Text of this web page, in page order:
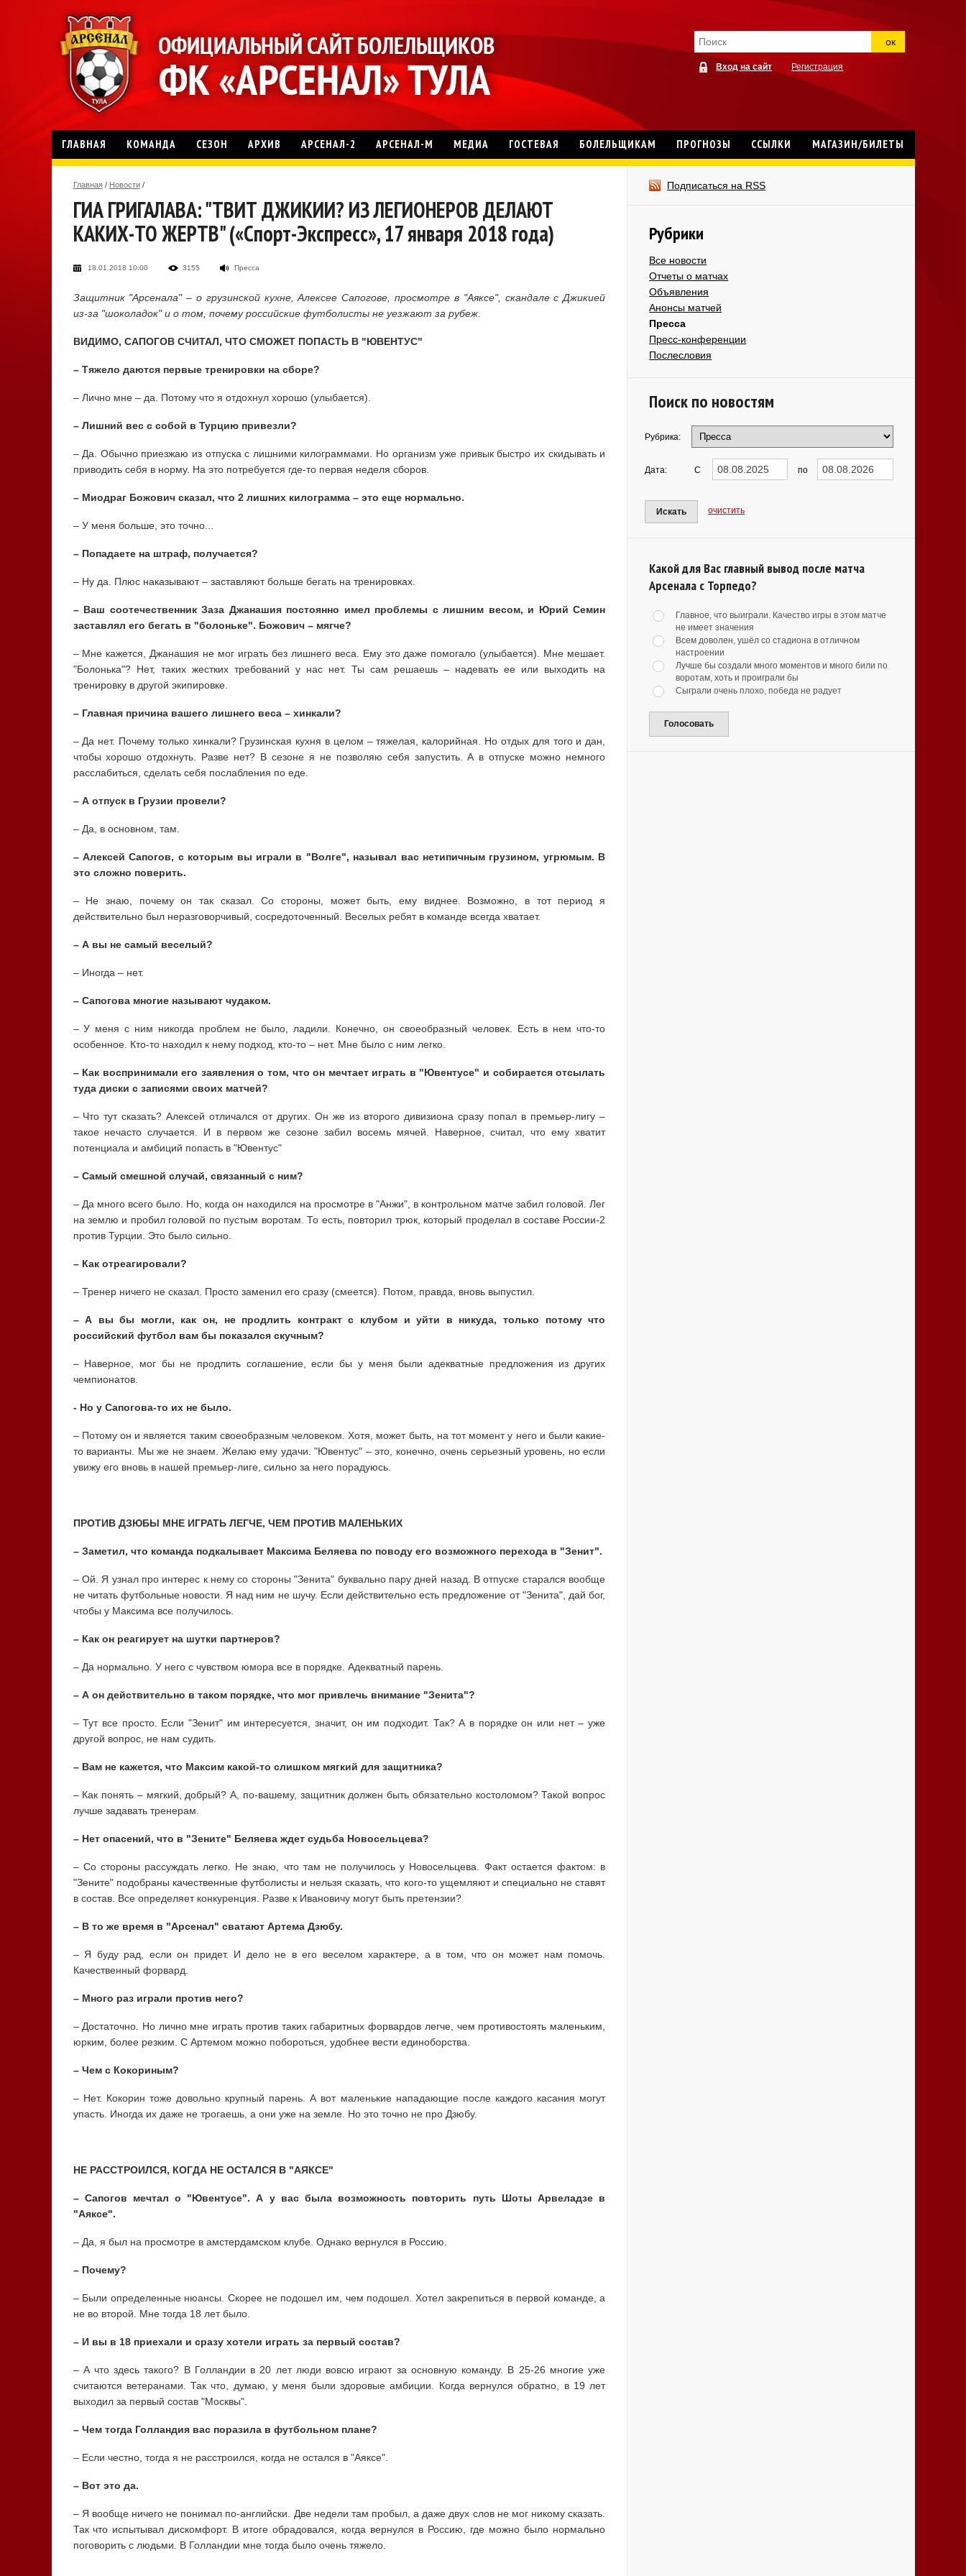
ок
Вход на сайт Регистрация
ГЛАВНАЯ КОМАНДА СЕЗОН АРХИВ АРСЕНАЛ-2 АРСЕНАЛ-М МЕДИА ГОСТЕВАЯ БОЛЕЛЬЩИКАМ ПРОГНОЗЫ ССЫЛКИ МАГАЗИН/БИЛЕТЫ
Главная / Новости /
ГИА ГРИГАЛАВА: "ТВИТ ДЖИКИИ? ИЗ ЛЕГИОНЕРОВ ДЕЛАЮТ
КАКИХ-ТО ЖЕРТВ" («Спорт-Экспресс», 17 января 2018 года)
18.01.2018 10:00 3155 Пресса
Защитник "Арсенала" – о грузинской кухне, Алексее Сапогове, просмотре в "Аяксе", скандале с Джикией
из-за "шоколадок" и о том, почему российские футболисты не уезжают за рубеж.
ВИДИМО, САПОГОВ СЧИТАЛ, ЧТО СМОЖЕТ ПОПАСТЬ В "ЮВЕНТУС"
– Тяжело даются первые тренировки на сборе?
– Лично мне – да. Потому что я отдохнул хорошо (улыбается).
– Лишний вес с собой в Турцию привезли?
– Да. Обычно приезжаю из отпуска с лишними килограммами. Но организм уже привык быстро их скидывать и
приводить себя в норму. На это потребуется где-то первая неделя cборов.
– Миодраг Божович сказал, что 2 лишних килограмма – это еще нормально.
– У меня больше, это точно...
– Попадаете на штраф, получается?
– Ну да. Плюс наказывают – заставляют больше бегать на тренировках.
– Ваш соотечественник Заза Джанашия постоянно имел проблемы с лишним весом, и Юрий Семин
заставлял его бегать в "болоньке". Божович – мягче?
– Мне кажется, Джанашия не мог играть без лишнего веса. Ему это даже помогало (улыбается). Мне мешает.
"Болонька"? Нет, таких жестких требований у нас нет. Ты сам решаешь – надевать ее или выходить на
тренировку в другой экипировке.
– Главная причина вашего лишнего веса – хинкали?
– Да нет. Почему только хинкали? Грузинская кухня в целом – тяжелая, калорийная. Но отдых для того и дан,
чтобы хорошо отдохнуть. Разве нет? В сезоне я не позволяю себя запустить. А в отпуске можно немного
расслабиться, сделать себя послабления по еде.
– А отпуск в Грузии провели?
– Да, в основном, там.
– Алексей Сапогов, с которым вы играли в "Волге", называл вас нетипичным грузином, угрюмым. В
это сложно поверить.
– Не знаю, почему он так сказал. Со стороны, может быть, ему виднее. Возможно, в тот период я
действительно был неразговорчивый, сосредоточенный. Веселых ребят в команде всегда хватает.
– А вы не самый веселый?
– Иногда – нет.
– Сапогова многие называют чудаком.
– У меня с ним никогда проблем не было, ладили. Конечно, он своеобразный человек. Есть в нем что-то
особенное. Кто-то находил к нему подход, кто-то – нет. Мне было с ним легко.
– Как воспринимали его заявления о том, что он мечтает играть в "Ювентусе" и собирается отсылать
туда диски с записями своих матчей?
– Что тут сказать? Алексей отличался от других. Он же из второго дивизиона сразу попал в премьер-лигу –
такое нечасто случается. И в первом же сезоне забил восемь мячей. Наверное, считал, что ему хватит
потенциала и амбиций попасть в "Ювентус"
– Самый смешной случай, связанный с ним?
– Да много всего было. Но, когда он находился на просмотре в "Анжи", в контрольном матче забил головой. Лег
на землю и пробил головой по пустым воротам. То есть, повторил трюк, который проделал в составе России-2
против Турции. Это было сильно.
– Как отреагировали?
– Тренер ничего не сказал. Просто заменил его сразу (смеется). Потом, правда, вновь выпустил.
– А вы бы могли, как он, не продлить контракт с клубом и уйти в никуда, только потому что
российский футбол вам бы показался скучным?
– Наверное, мог бы не продлить соглашение, если бы у меня были адекватные предложения из других
чемпионатов.
- Но у Сапогова-то их не было.
– Потому он и является таким своеобразным человеком. Хотя, может быть, на тот момент у него и были какие-
то варианты. Мы же не знаем. Желаю ему удачи. "Ювентус" – это, конечно, очень серьезный уровень, но если
увижу его вновь в нашей премьер-лиге, сильно за него порадуюсь.
ПРОТИВ ДЗЮБЫ МНЕ ИГРАТЬ ЛЕГЧЕ, ЧЕМ ПРОТИВ МАЛЕНЬКИХ
– Заметил, что команда подкалывает Максима Беляева по поводу его возможного перехода в "Зенит".
– Ой. Я узнал про интерес к нему со стороны "Зенита" буквально пару дней назад. В отпуске старался вообще
не читать футбольные новости. Я над ним не шучу. Если действительно есть предложение от "Зенита", дай бог,
чтобы у Максима все получилось.
– Как он реагирует на шутки партнеров?
– Да нормально. У него с чувством юмора все в порядке. Адекватный парень.
– А он действительно в таком порядке, что мог привлечь внимание "Зенита"?
– Тут все просто. Если "Зенит" им интересуется, значит, он им подходит. Так? А в порядке он или нет – уже
другой вопрос, не нам судить.
– Вам не кажется, что Максим какой-то слишком мягкий для защитника?
– Как понять – мягкий, добрый? А, по-вашему, защитник должен быть обязательно костоломом? Такой вопрос
лучше задавать тренерам.
– Нет опасений, что в "Зените" Беляева ждет судьба Новосельцева?
– Со стороны рассуждать легко. Не знаю, что там не получилось у Новосельцева. Факт остается фактом: в
"Зените" подобраны качественные футболисты и нельзя сказать, что кого-то ущемляют и специально не ставят
в состав. Все определяет конкуренция. Разве к Ивановичу могут быть претензии?
– В то же время в "Арсенал" сватают Артема Дзюбу.
– Я буду рад, если он придет. И дело не в его веселом характере, а в том, что он может нам помочь.
Качественный форвард.
– Много раз играли против него?
– Достаточно. Но лично мне играть против таких габаритных форвардов легче, чем противостоять маленьким,
юрким, более резким. С Артемом можно побороться, удобнее вести единоборства.
– Чем с Кокориным?
– Нет. Кокорин тоже довольно крупный парень. А вот маленькие нападающие после каждого касания могут
упасть. Иногда их даже не трогаешь, а они уже на земле. Но это точно не про Дзюбу.
НЕ РАССТРОИЛСЯ, КОГДА НЕ ОСТАЛСЯ В "АЯКСЕ"
– Сапогов мечтал о "Ювентусе". А у вас была возможность повторить путь Шоты Арвеладзе в
"Аяксе".
– Да, я был на просмотре в амстердамском клубе. Однако вернулся в Россию.
– Почему?
– Были определенные нюансы. Скорее не подошел им, чем подошел. Хотел закрепиться в первой команде, а
не во второй. Мне тогда 18 лет было.
– И вы в 18 приехали и сразу хотели играть за первый состав?
– А что здесь такого? В Голландии в 20 лет люди вовсю играют за основную команду. В 25-26 многие уже
считаются ветеранами. Так что, думаю, у меня были здоровые амбиции. Когда вернулся обратно, в 19 лет
выходил за первый состав "Москвы".
– Чем тогда Голландия вас поразила в футбольном плане?
– Если честно, тогда я не расстроился, когда не остался в "Аяксе".
– Вот это да.
– Я вообще ничего не понимал по-английски. Две недели там пробыл, а даже двух слов не мог никому сказать.
Так что испытывал дискомфорт. В итоге обрадовался, когда вернулся в Россию, где можно было нормально
поговорить с людьми. В Голландии мне тогда было очень тяжело.
Подписаться на RSS
Рубрики
Все новости
Отчеты о матчах
Объявления
Анонсы матчей
Пресса
Пресс-конференции
Послесловия
Поиск по новостям
Рубрика:
Дата: С по
Искать очистить
Какой для Вас главный вывод после матча
Арсенала с Торпедо?
Главное, что выиграли. Качество игры в этом матче
не имеет значения
Всем доволен, ушёл со стадиона в отличном
настроении
Лучше бы создали много моментов и много били по
воротам, хоть и проиграли бы
Сыграли очень плохо, победа не радует
Голосовать